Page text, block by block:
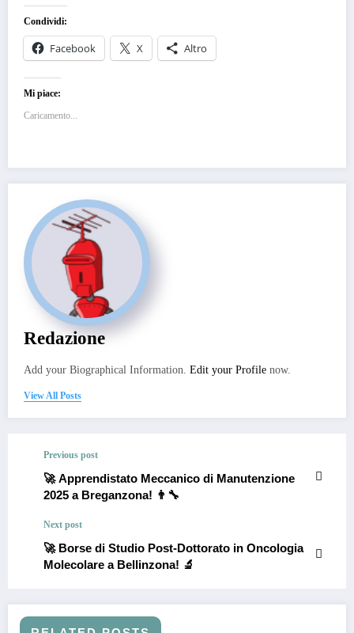
Condividi:
Facebook X Altro
Mi piace:
Caricamento...
Redazione
Add your Biographical Information. Edit your Profile now.
View All Posts
Previous post
🚀 Apprendistato Meccanico di Manutenzione
2025 a Breganzona! 👨‍🔧
Next post
🚀 Borse di Studio Post-Dottorato in Oncologia
Molecolare a Bellinzona! 🔬